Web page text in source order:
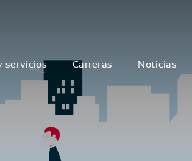
servicios Carreras Noticias